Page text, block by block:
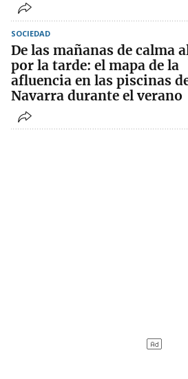
SOCIEDAD
De las mañanas de calma
por la tarde: el mapa de la
afluencia en las piscinas
Navarra durante el verano